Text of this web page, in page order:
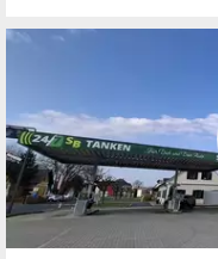
t angrenzendem
tück wurde neu
eingetragen.*
bewilligt* Neuer
uer
hluss
minsanierug (Neue
ufahrt erfolgt über